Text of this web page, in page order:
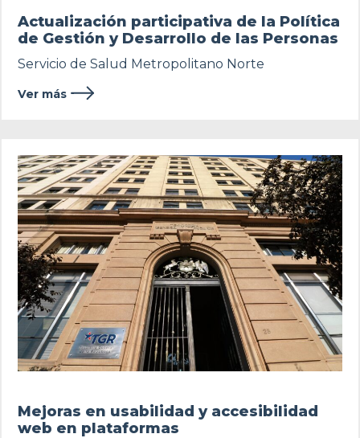
Actualización participativa de la Política
de Gestión y Desarrollo de las Personas
Servicio de Salud Metropolitano Norte
Ver más
Mejoras en usabilidad y accesibilidad
web en plataformas